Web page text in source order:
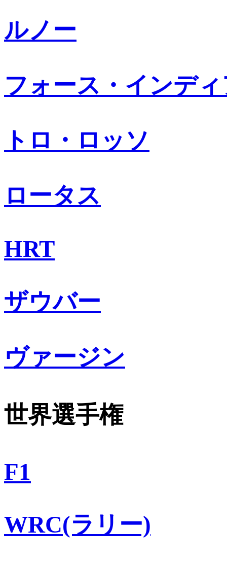
ルノー
フォース・インデ
トロ・ロッソ
ロータス
HRT
ザウバー
ヴァージン
世界選手権
F1
WRC(ラリー)